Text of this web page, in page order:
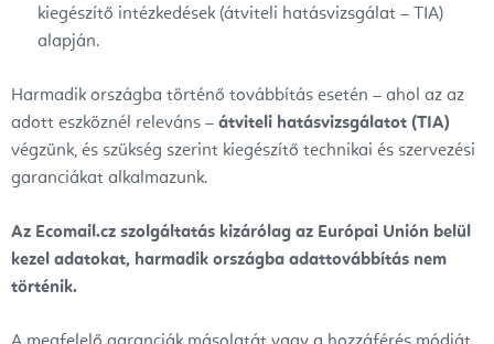
kiegészítő intézkedések (átviteli hatásvizsgálat – TIA)
alapján.
Harmadik országba történő továbbítás esetén – ahol az az
adott eszköznél releváns – átviteli hatásvizsgálatot (TIA)
végzünk, és szükség szerint kiegészítő technikai és szervezési
garanciákat alkalmazunk.
Az Ecomail.cz szolgáltatás kizárólag az Európai Unión belül
kezel adatokat, harmadik országba adattovábbítás nem
történik.